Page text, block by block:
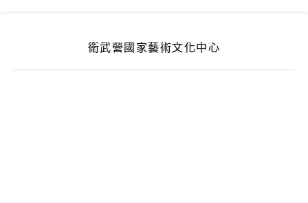
衛武營國家藝術文化中心